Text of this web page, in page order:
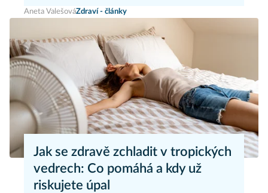
Aneta ValešováZdraví - články
Jak se zdravě zchladit v tropických
vedrech: Co pomáhá a kdy už
riskujete úpal